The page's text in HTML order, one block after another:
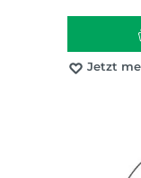
Jetzt